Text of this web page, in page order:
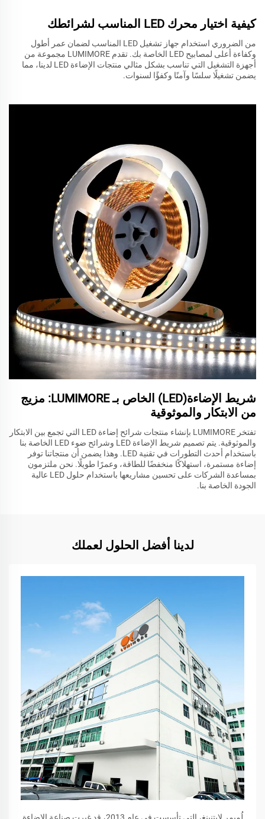
كيفية اختيار محرك LED المناسب لشرائطك
من الضروري استخدام جهاز تشغيل LED المناسب لضمان عمر أطول
وكفاءة أعلى لمصابيح LED الخاصة بك. تقدم LUMIMORE مجموعة من
أجهزة التشغيل التي تناسب بشكل مثالي منتجات الإضاءة LED لدينا، مما
يضمن تشغيلًا سلسًا وآمنًا وكفؤًا لسنوات.
شريط الإضاءة(LED) الخاص بـ LUMIMORE: مزيج
من الابتكار والموثوقية
تفتخر LUMIMORE بإنشاء منتجات شرائح إضاءة LED التي تجمع بين الابتكار
والموثوقية. يتم تصميم شريط الإضاءة LED وشرائح ضوء LED الخاصة بنا
باستخدام أحدث التطورات في تقنية LED. وهذا يضمن أن منتجاتنا توفر
إضاءة مستمرة، استهلاكًا منخفضًا للطاقة، وعمرًا طويلًا. نحن ملتزمون
بمساعدة الشركات على تحسين مشاريعها باستخدام حلول LED عالية
الجودة الخاصة بنا.
لدينا أفضل الحلول لعملك